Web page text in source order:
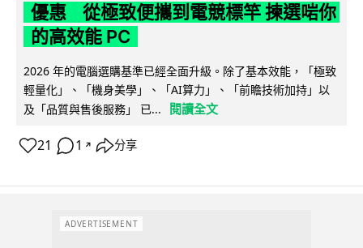
優惠 從極致便攜到電競標竿 揀選啱你
的高效能 PC
2026 年的電腦選購基準已經全面升級。除了基本效能，「極致
輕量化」、「機身美學」、「AI算力」、「前瞻技術加持」以
及「品質與售後服務」 已...
閱讀全文
21 1 ↗ 分享
ADVERTISEMENT